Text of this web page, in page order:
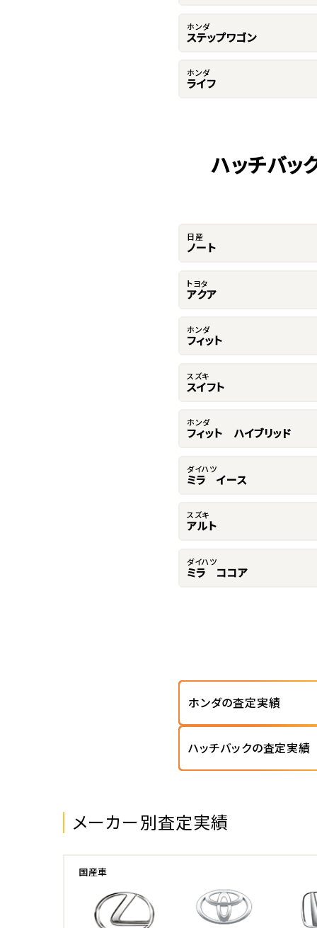
ホンダ
ステップワゴン
ホンダ
ライフ
ハッチバ
日産
ノート
トヨタ
アクア
ホンダ
フィット
スズキ
スイフト
ホンダ
フィット ハイブリッド
ダイハツ
ミラ イース
スズキ
アルト
ダイハツ
ミラ ココア
ホンダの査定実績
ハッチバックの査定実績
メーカー別査定実績
国産車